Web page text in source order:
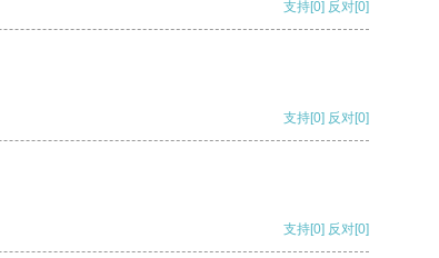
支持[0] 反对[0]
支持[0] 反对[0]
支持[0] 反对[0]